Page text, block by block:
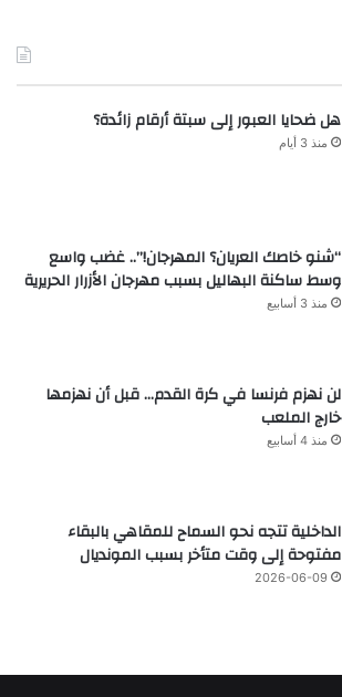
هل ضحايا العبور إلى سبتة أرقام زائدة؟
منذ 3 أيام
“شنو خاصك العريان؟ المهرجان!”.. غضب واسع
وسط ساكنة البهاليل بسبب مهرجان الأزرار الحريرية
منذ 3 أسابيع
لن نهزم فرنسا في كرة القدم… قبل أن نهزمها
خارج الملعب
منذ 4 أسابيع
الداخلية تتجه نحو السماح للمقاهي بالبقاء
مفتوحة إلى وقت متأخر بسبب المونديال
2026-06-09